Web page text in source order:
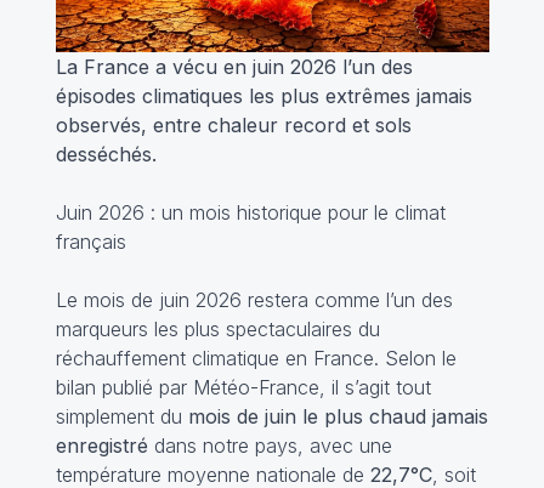
La France a vécu en juin 2026 l’un des
épisodes climatiques les plus extrêmes jamais
observés, entre chaleur record et sols
desséchés.
Juin 2026 : un mois historique pour le climat
français
Le mois de juin 2026 restera comme l’un des
marqueurs les plus spectaculaires du
réchauffement climatique en France. Selon le
bilan publié par Météo-France, il s’agit tout
simplement du mois de juin le plus chaud jamais
enregistré dans notre pays, avec une
température moyenne nationale de 22,7°C, soit